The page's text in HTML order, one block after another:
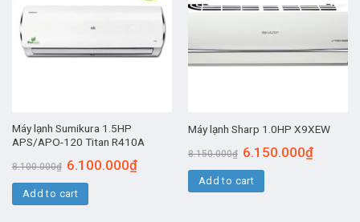
Máy lạnh Sumikura 1.5HP
APS/APO-120 Titan R410A
8.100.000₫ 6.100.000₫
Add to cart
Máy lạnh Sharp 1.0HP X9XEW
8.150.000₫ 6.150.000₫
Add to cart